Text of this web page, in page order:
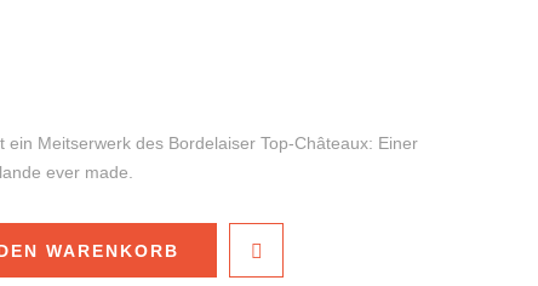
ein Meitserwerk des Bordelaiser Top-Châteaux: Einer
ever made.
WARENKORB